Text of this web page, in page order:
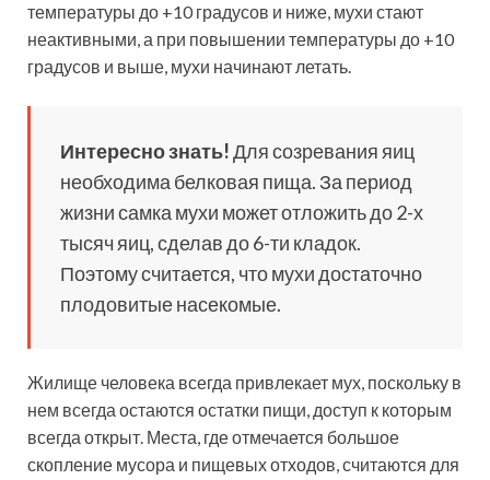
температуры до +10 градусов и ниже, мухи стают
неактивными, а при повышении температуры до +10
градусов и выше, мухи начинают летать.
Интересно знать!Для созревания яиц
необходима белковая пища. За период
жизни самка мухи может отложить до 2-х
тысяч яиц, сделав до 6-ти кладок.
Поэтому считается, что мухи достаточно
плодовитые насекомые.
Жилище человека всегда привлекает мух, поскольку в
нем всегда остаются остатки пищи, доступ к которым
всегда открыт. Места, где отмечается большое
скопление мусора и пищевых отходов, считаются для